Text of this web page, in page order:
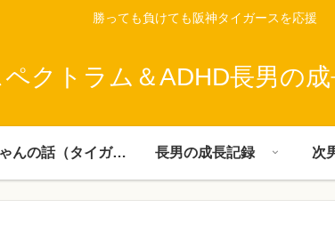
勝っても負けても阪神タイガースを応援
ペクトラム＆ADHD長男の
父ちゃんの話（タイガース） 長男の成長記録 次